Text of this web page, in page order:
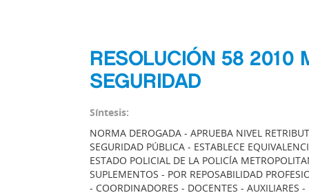
RESOLUCIÓN 58 2010
SEGURIDAD
Síntesis:
NORMA DEROGADA - APRUEBA NIVEL
SEGURIDAD PÚBLICA - ESTABLECE
ESTADO POLICIAL DE LA POLICÍA
SUPLEMENTOS - POR REPOSABILIDAD
- COORDINADORES - DOCENTES - AUXILIARES